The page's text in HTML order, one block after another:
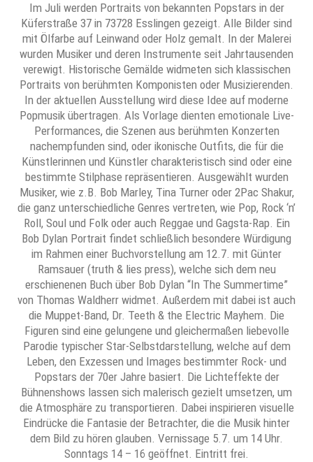
Im Juli werden Portraits von bekannten Popstars in der
Küferstraße 37 in 73728 Esslingen gezeigt. Alle Bilder sind
mit Ölfarbe auf Leinwand oder Holz gemalt. In der Malerei
wurden Musiker und deren Instrumente seit Jahrtausenden
verewigt. Historische Gemälde widmeten sich klassischen
Portraits von berühmten Komponisten oder Musizierenden.
In der aktuellen Ausstellung wird diese Idee auf moderne
Popmusik übertragen. Als Vorlage dienten emotionale Live-
Performances, die Szenen aus berühmten Konzerten
nachempfunden sind, oder ikonische Outfits, die für die
Künstlerinnen und Künstler charakteristisch sind oder eine
bestimmte Stilphase repräsentieren. Ausgewählt wurden
Musiker, wie z.B. Bob Marley, Tina Turner oder 2Pac Shakur,
die ganz unterschiedliche Genres vertreten, wie Pop, Rock ‘n’
Roll, Soul und Folk oder auch Reggae und Gagsta-Rap. Ein
Bob Dylan Portrait findet schließlich besondere Würdigung
im Rahmen einer Buchvorstellung am 12.7. mit Günter
Ramsauer (truth & lies press), welche sich dem neu
erschienenen Buch über Bob Dylan “In The Summertime”
von Thomas Waldherr widmet. Außerdem mit dabei ist auch
die Muppet-Band, Dr. Teeth & the Electric Mayhem. Die
Figuren sind eine gelungene und gleichermaßen liebevolle
Parodie typischer Star-Selbstdarstellung, welche auf dem
Leben, den Exzessen und Images bestimmter Rock- und
Popstars der 70er Jahre basiert. Die Lichteffekte der
Bühnenshows lassen sich malerisch gezielt umsetzen, um
die Atmosphäre zu transportieren. Dabei inspirieren visuelle
Eindrücke die Fantasie der Betrachter, die die Musik hinter
dem Bild zu hören glauben. Vernissage 5.7. um 14 Uhr.
Sonntags 14 – 16 geöffnet. Eintritt frei.